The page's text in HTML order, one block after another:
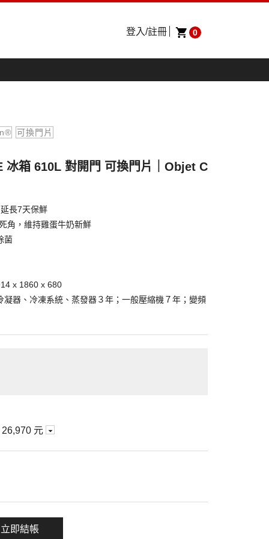
0
登入/註冊
可換門片
冰箱 610L 對開門 可換門片｜Objet C
長7天保鮮
角，維持雞蛋牛奶新鮮
菌
x 1860 x 680
凝器、冷凍系統、蒸發器３年；一般壓縮機７年；變頻
26,970 元
立即結帳